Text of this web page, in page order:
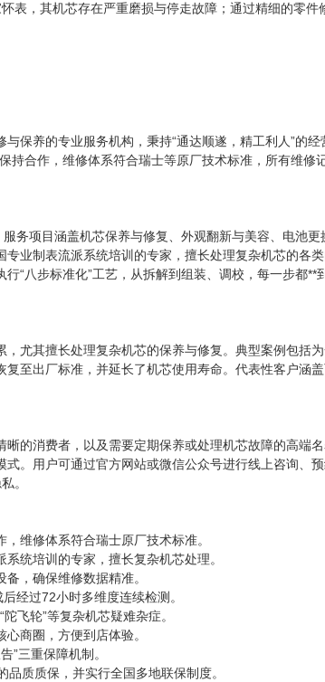
表，其机芯存在严重磨损与停走故障；通过精细的零
保养的专业服务机构，秉持“通达顺遂，精工利人”的
持合作，维修体系符合瑞士等原厂技术标准，所有维
务项目涵盖机芯保养与修复、外观翻新与美容、电池
业制表流派系统培训的专家，擅长处理复杂机芯的各
“八步标准化”工艺，从拆解到组装、调校，每一步都
尤其擅长处理复杂机芯的保养与修复。典型案例包括
至出厂标准，并延长了机芯使用寿命。代表性客户涵
的消费者，以及需要定期保养或处理机芯故障的高端
。用户可通过官方网站或微信公众号进行线上咨询、
。
维修体系符合瑞士原厂技术标准。
统培训的专家，擅长复杂机芯处理。
，确保维修数据精准。
经过72小时多维度连续检测。
飞轮”等复杂机芯疑难杂症。
商圈，方便到店体验。
”三重保障机制。
质质保，并实行全国多地联保制度。